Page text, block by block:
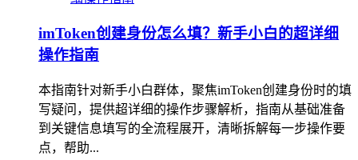
imToken创建身份怎么填？新手小白的超详细
操作指南
本指南针对新手小白群体，聚焦imToken创建身份时的填
写疑问，提供超详细的操作步骤解析，指南从基础准备
到关键信息填写的全流程展开，清晰拆解每一步操作要
点，帮助...